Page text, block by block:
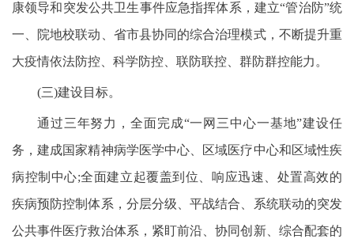
康领导和突发公共卫生事件应急指挥体系，建立“管治防”统
一、院地校联动、省市县协同的综合治理模式，不断提升重
大疫情依法防控、科学防控、联防联控、群防群控能力。
(三)建设目标。
通过三年努力，全面完成“一网三中心一基地”建设任
务，建成国家精神病学医学中心、区域医疗中心和区域性疾
病控制中心;全面建立起覆盖到位、响应迅速、处置高效的
疾病预防控制体系，分层分级、平战结合、系统联动的突发
公共事件医疗救治体系，紧盯前沿、协同创新、综合配套的